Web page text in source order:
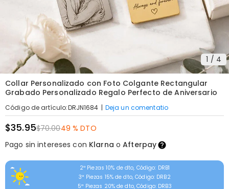
1 / 4
Collar Personalizado con Foto Colgante Rectangular
Grabado Personalizado Regalo Perfecto de Aniversario
Código de artículo:DRJN1684 | Deja un comentatio
$35.95$70.0049 % DTO
Pago sin intereses con Klarna oAfterpay
2ª Piezas 10% de dto, Código: DRB1
3ª Piezas 15% de dto, Código: DRB2
5ª Piezas 20% de dto, Código: DRB3